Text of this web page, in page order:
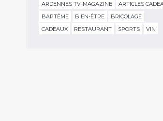
ARDENNES TV-MAGAZINE
ARTICLES
BAPTÊME
BIEN-ÊTRE
BRICOLAGE
CADEAUX
RESTAURANT SPORTS VIN